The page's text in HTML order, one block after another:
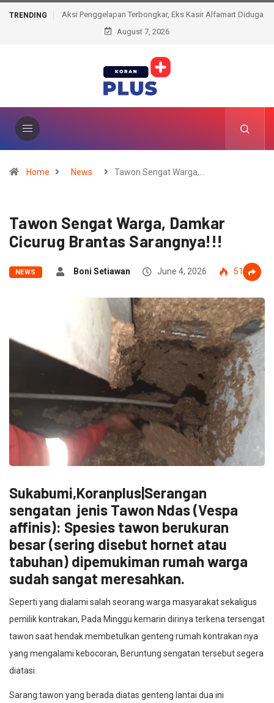
TRENDING
Aksi Penggelapan Terbongkar, Eks Kasir Alfamart Diduga
Selewengkan Transaksi Elektronik
August 7, 2026
Home News Tawon Sengat Warga,…
Tawon Sengat Warga, Damkar
Cicurug Brantas Sarangnya!!!
NEWS Boni Setiawan June 4, 2026 51
Sukabumi,Koranplus|Serangan
sengatan jenis Tawon Ndas (Vespa
affinis): Spesies tawon berukuran
besar (sering disebut hornet atau
tabuhan) dipemukiman rumah warga
sudah sangat meresahkan.
Seperti yang dialami salah seorang warga masyarakat sekaligus
pemilik kontrakan, Pada Minggu kemarin dirinya terkena tersengat
tawon saat hendak membetulkan genteng rumah kontrakan nya
yang mengalami kebocoran, Beruntung sengatan tersebut segera
diatasi.
Sarang tawon yang berada diatas genteng lantai dua ini